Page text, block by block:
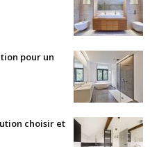
pour un
choisir et